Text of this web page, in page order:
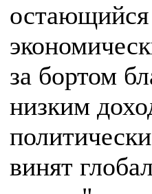
за бортом
низким
винят